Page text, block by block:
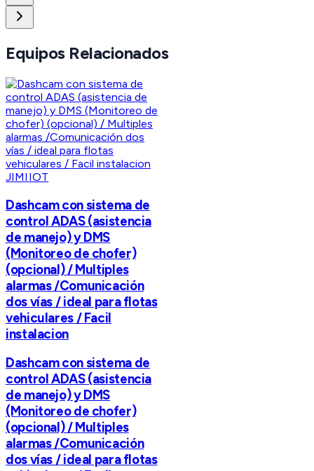
Equipos Relacionados
JIMIIOT
Dashcam con sistema de
control ADAS (asistencia
de manejo) y DMS
(Monitoreo de chofer)
(opcional) / Multiples
alarmas /Comunicación
dos vías / ideal para flotas
vehiculares / Facil
instalacion
Dashcam con sistema de
control ADAS (asistencia
de manejo) y DMS
(Monitoreo de chofer)
(opcional) / Multiples
alarmas /Comunicación
dos vías / ideal para flotas